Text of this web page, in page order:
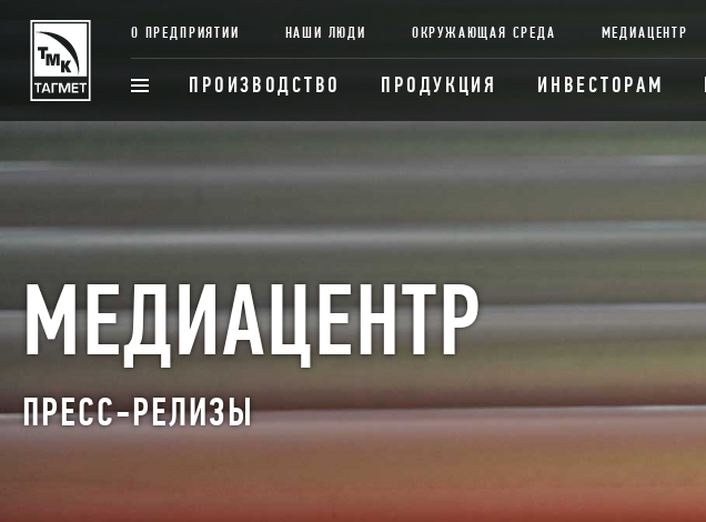
О ПРЕДПРИЯТИИ НАШИ ЛЮДИ ОКРУЖАЮЩАЯ СРЕДА МЕДИАЦЕНТР
ПРОИЗВОДСТВО ПРОДУКЦИЯ ИНВЕСТОРАМ
МЕДИАЦЕНТР
ПРЕСС-РЕЛИЗЫ